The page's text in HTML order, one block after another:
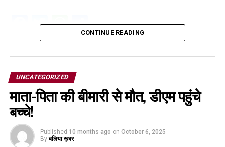
Facebook
Twitter
WhatsApp
Share
CONTINUE READING
UNCATEGORIZED
माता-पिता की बीमारी से मौत, डीएम पहुंचे
बच्चे!
Published 10 months ago on October 6, 2025
By बलिया ख़बर